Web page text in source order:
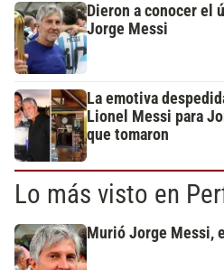
Dieron a conocer el
Jorge Messi
La emotiva
Lionel Messi para
que tomaron
Lo más visto en
Murió Jorge Messi,